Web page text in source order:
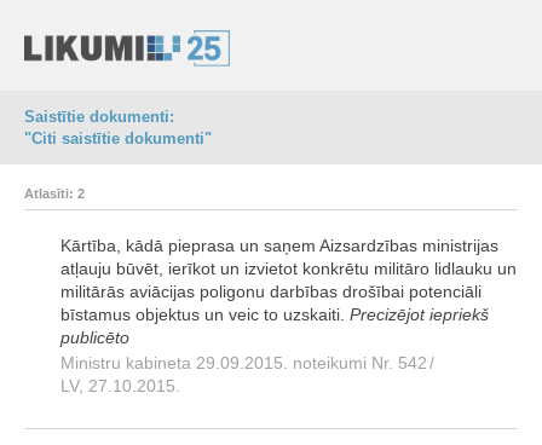
Saistītie dokumenti:
"Citi saistītie dokumenti"
Atlasīti: 2
Kārtība, kādā pieprasa un saņem Aizsardzības ministrijas
atļauju būvēt, ierīkot un izvietot konkrētu militāro lidlauku un
militārās aviācijas poligonu darbības drošībai potenciāli
bīstamus objektus un veic to uzskaiti. Precizējot iepriekš
publicēto
Ministru kabineta 29.09.2015. noteikumi Nr. 542/
LV, 27.10.2015.